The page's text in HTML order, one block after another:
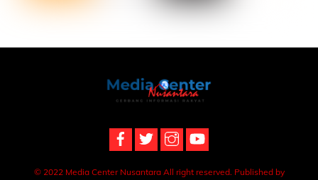
Back
To
© 2022 Media Center Nusantara All right reserved. Published by